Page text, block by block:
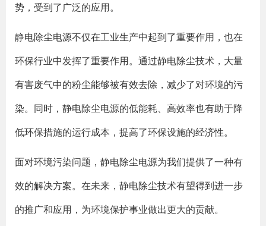
势，受到了广泛的应用。
静电除尘电源不仅在工业生产中起到了重要作用，也在
环保行业中发挥了重要作用。通过静电除尘技术，大量
有害废气中的粉尘能够被有效去除，减少了对环境的污
染。同时，静电除尘电源的低能耗、高效率也有助于降
低环保措施的运行成本，提高了环保设施的经济性。
面对环境污染问题，静电除尘电源为我们提供了一种有
效的解决方案。在未来，静电除尘技术有望得到进一步
的推广和应用，为环境保护事业做出更大的贡献。